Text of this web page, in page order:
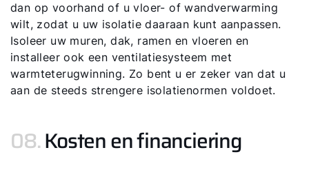
dan op voorhand of u vloer- of wandverwarming
wilt, zodat u uw isolatie daaraan kunt aanpassen.
Isoleer uw muren, dak, ramen en vloeren en
installeer ook een ventilatiesysteem met
warmteterugwinning. Zo bent u er zeker van dat u
aan de steeds strengere isolatienormen voldoet.
08.Kosten en financiering